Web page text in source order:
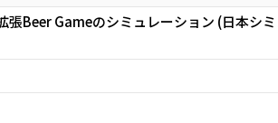
張Beer Gameのシミュレーション (日本シ